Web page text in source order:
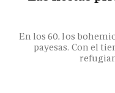
En los 60, los
payesas. Con el